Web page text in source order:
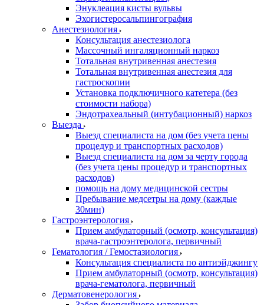
Энуклеация кисты вульвы
Эхогистеросальпингография
Анестезиология
Консультация анестезиолога
Массочный ингаляционный наркоз
Тотальная внутривенная анестезия
Тотальная внутривенная анестезия для
гастроскопии
Установка подключичного катетера (без
стоимости набора)
Эндотрахеальный (интубационный) наркоз
Выезда
Выезд специалиста на дом (без учета цены
процедур и транспортных расходов)
Выезд специалиста на дом за черту города
(без учета цены процедур и транспортных
расходов)
помощь на дому медицинской сестры
Пребывание медсетры на дому (каждые
30мин)
Гастроэнтерология
Прием амбулаторный (осмотр, консультация)
врача-гастроэнтеролога, первичный
Гематология / Гемостазиология
Консультация специалиста по антиэйджингу
Прием амбулаторный (осмотр, консультация)
врача-гематолога, первичный
Дерматовенерология